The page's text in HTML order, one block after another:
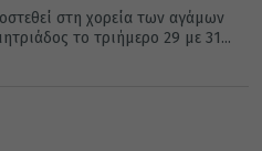
στη χορεία των αγάμων
το τριήμερο 29 με 31...